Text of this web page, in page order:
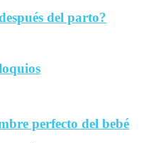
del parto?
perfecto del bebé